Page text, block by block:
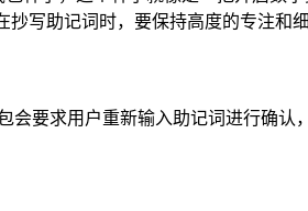
写助记词时，要保持高度的专注和
会要求用户重新输入助记词进行确